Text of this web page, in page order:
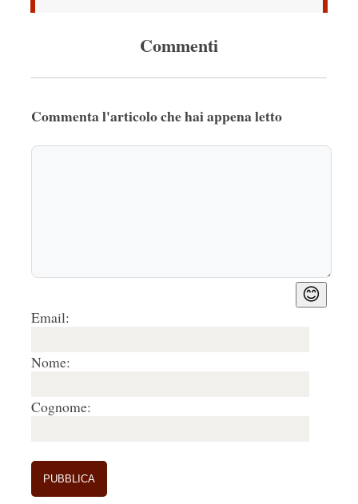
Commenti
Commenta l'articolo che hai appena letto
😊
Email:
Nome:
Cognome: